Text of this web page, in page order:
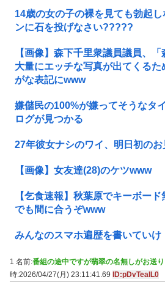
14歳の女の子の裸を見ても勃起
ンに石を投げなさい?????
【画像】森下千里衆議員議員、
大量にエッチな写真が出てくるた
がな表記にwww
嫌儲民の100%が嫌ってそうなタ
ログが見つかる
27年彼女ナシのワイ、明日初の
【画像】女友達(28)のケツwww
【乞食速報】秋葉原でキーボー
でも間に合うぞwww
みんなのスマホ遍歴を書いていけ
1 名前:番組の途中ですが翡翠の名無しがお送
時:2026/04/27(月) 23:11:41.69
ID:pDvTeaIL0